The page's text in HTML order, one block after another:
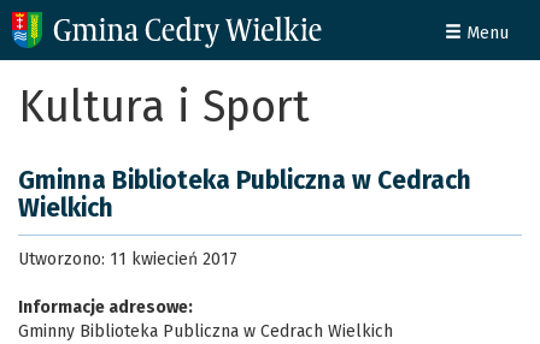
Menu
Kultura i Sport
Gminna Biblioteka Publiczna w Cedrach
Wielkich
Utworzono: 11 kwiecień 2017
Informacje adresowe:
Gminny Biblioteka Publiczna w Cedrach Wielkich